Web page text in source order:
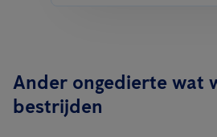
Ander ongedierte wat
bestrijden